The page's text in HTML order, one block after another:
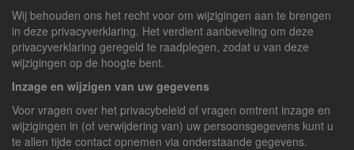
Wij behouden ons het recht voor om wijzigingen aan te brengen
in deze privacyverklaring. Het verdient aanbeveling om deze
privacyverklaring geregeld te raadplegen, zodat u van deze
wijzigingen op de hoogte bent.
Inzage en wijzigen van uw gegevens
Voor vragen over het privacybeleid of vragen omtrent inzage en
wijzigingen in (of verwijdering van) uw persoonsgegevens kunt u
te allen tijde contact opnemen via onderstaande gegevens.